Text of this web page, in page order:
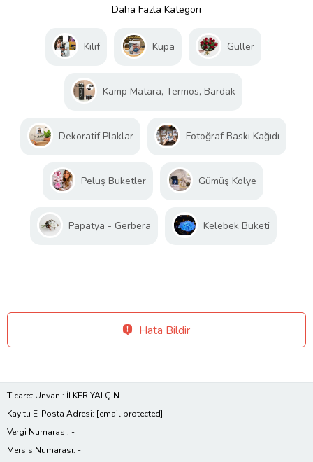
Daha Fazla Kategori
Kılıf Kupa Güller
Kamp Matara, Termos, Bardak
Dekoratif Plaklar Fotoğraf Baskı Kağıdı
Peluş Buketler Gümüş Kolye
Papatya - Gerbera Kelebek Buketi
Hata Bildir
Ticaret Ünvanı: İLKER YALÇIN
Kayıtlı E-Posta Adresi: [email protected]
Vergi Numarası: -
Mersis Numarası: -